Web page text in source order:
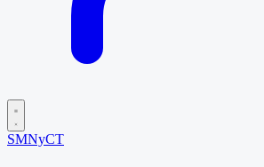
SMNyCT